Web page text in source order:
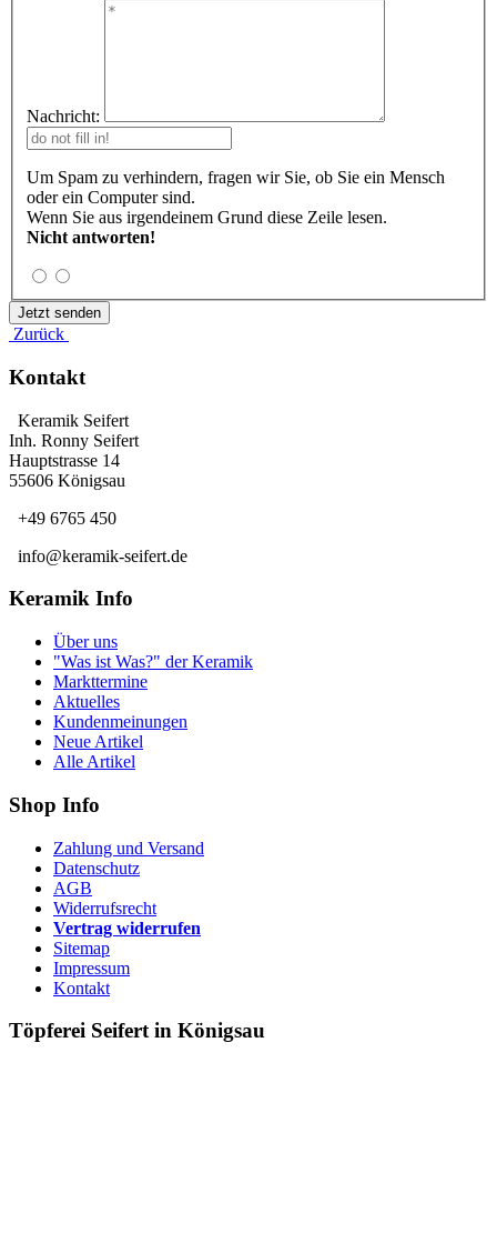
Nachricht:
Um Spam zu verhindern, fragen wir Sie, ob Sie ein Mensch
oder ein Computer sind.
Wenn Sie aus irgendeinem Grund diese Zeile lesen.
Nicht antworten!
Zurück
Kontakt
Keramik Seifert
Inh. Ronny Seifert
Hauptstrasse 14
55606 Königsau
+49 6765 450
info@keramik-seifert.de
Keramik Info
Über uns
"Was ist Was?" der Keramik
Markttermine
Aktuelles
Kundenmeinungen
Neue Artikel
Alle Artikel
Shop Info
Zahlung und Versand
Datenschutz
AGB
Widerrufsrecht
Vertrag widerrufen
Sitemap
Impressum
Kontakt
Töpferei Seifert in Königsau